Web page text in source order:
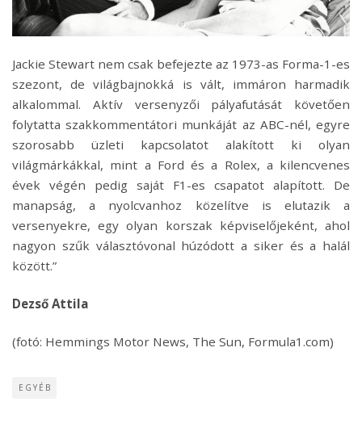
Jackie Stewart nem csak befejezte az 1973-as Forma-1-es
szezont, de világbajnokká is vált, immáron harmadik
alkalommal. Aktív versenyzői pályafutását követően
folytatta szakkommentátori munkáját az ABC-nél, egyre
szorosabb üzleti kapcsolatot alakított ki olyan
világmárkákkal, mint a Ford és a Rolex, a kilencvenes
évek végén pedig saját F1-es csapatot alapított. De
manapság, a nyolcvanhoz közelítve is elutazik a
versenyekre, egy olyan korszak képviselőjeként, ahol
nagyon szűk választóvonal húzódott a siker és a halál
között.”
Dezső Attila
(fotó: Hemmings Motor News, The Sun, Formula1.com)
EGYÉB